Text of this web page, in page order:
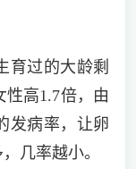
育过的大龄剩
高1.7倍，由
发病率，让卵
几率越小。